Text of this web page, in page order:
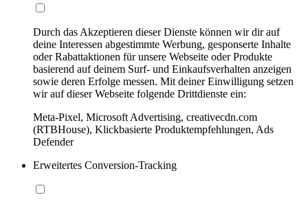
Durch das Akzeptieren dieser Dienste können wir dir auf
deine Interessen abgestimmte Werbung, gesponserte Inhalte
oder Rabattaktionen für unsere Webseite oder Produkte
basierend auf deinem Surf- und Einkaufsverhalten anzeigen
sowie deren Erfolge messen. Mit deiner Einwilligung setzen
wir auf dieser Webseite folgende Drittdienste ein:
Meta-Pixel, Microsoft Advertising, creativecdn.com
(RTBHouse), Klickbasierte Produktempfehlungen, Ads
Defender
Erweitertes Conversion-Tracking